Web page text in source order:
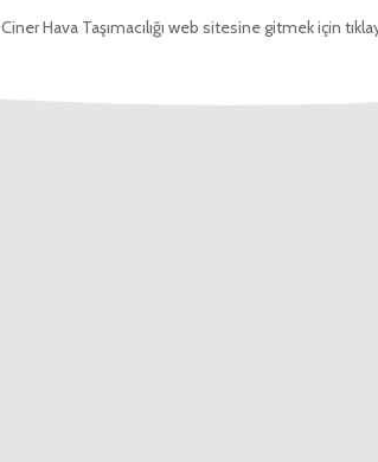
Ciner Hava Taşımacılığı web sitesine gitmek için